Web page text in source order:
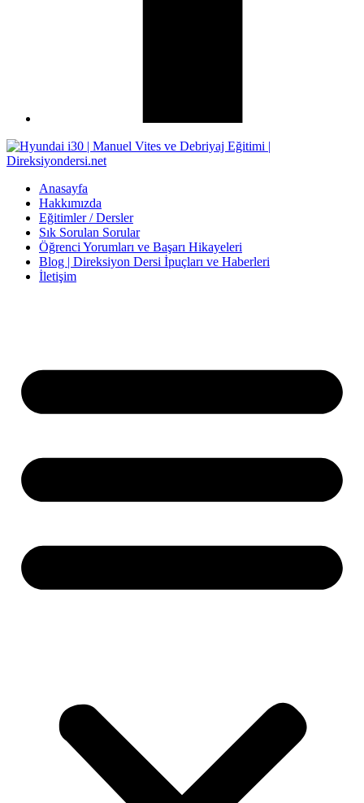
Anasayfa
Hakkımızda
Eğitimler / Dersler
Sık Sorulan Sorular
Öğrenci Yorumları ve Başarı Hikayeleri
Blog | Direksiyon Dersi İpuçları ve Haberleri
İletişim